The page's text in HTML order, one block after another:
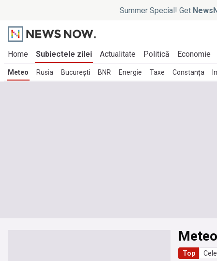
Summer Special! Get
Home Subiectele zilei Actualitate Politică Economie
Meteo Rusia București BNR Energie Taxe Constanța
Meteo
Top